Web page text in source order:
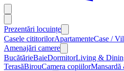
Prezentări locuințe
Casele cititorilorApartamenteCase /
Amenajări camere
BucătărieBaieDormitorLiving &
TerasăBirouCamera copiilor